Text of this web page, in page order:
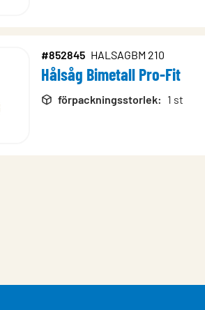
#852845 HALSAGBM 210
Hålsåg Bimetall Pro-Fit
förpackningsstorlek: 1 st